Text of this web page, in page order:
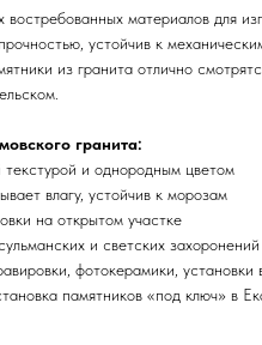
материалов для
устойчив к
из гранита отлично
гранита:
и однородным цветом
влагу, устойчив к морозам
на открытом участке
и светских захоронений
фотокерамики,
памятников «под ключ» в